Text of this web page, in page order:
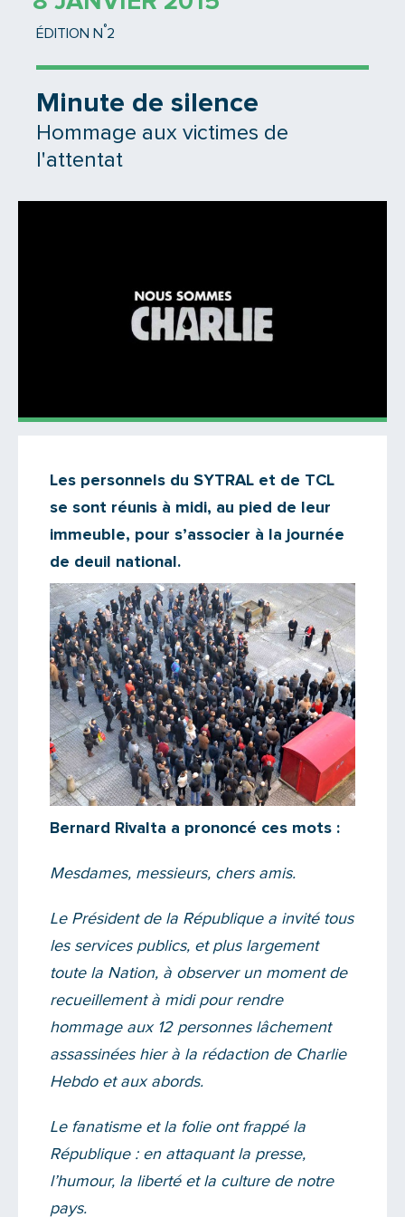
ÉDITION N °2
Minute de silence
Hommage aux victimes de
l'attentat
Il n'y a aucun commentaire...
Ajoutez le vôtre
Les personnels du SYTRAL et de TCL
se sont réunis à midi, au pied de leur
immeuble, pour s’associer à la journée
de deuil national.
Bernard Rivalta a prononcé ces mots :
Mesdames, messieurs, chers amis.
Le Président de la République a invité tous
les services publics, et plus largement
toute la Nation, à observer un moment de
recueillement à midi pour rendre
hommage aux 12 personnes lâchement
assassinées hier à la rédaction de Charlie
Hebdo et aux abords.
Le fanatisme et la folie ont frappé la
République : en attaquant la presse,
l’humour, la liberté et la culture de notre
pays.